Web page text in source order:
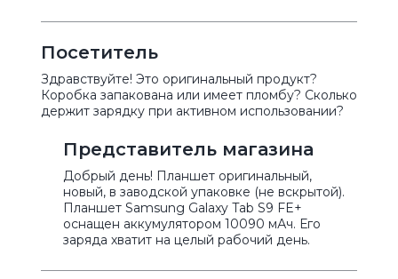
Посетитель
Здравствуйте! Это оригинальный продукт?
Коробка запакована или имеет пломбу? Сколько
держит зарядку при активном использовании?
Представитель магазина
Добрый день! Планшет оригинальный,
новый, в заводской упаковке (не вскрытой).
Планшет Samsung Galaxy Tab S9 FE+
оснащен аккумулятором 10090 мАч. Его
заряда хватит на целый рабочий день.